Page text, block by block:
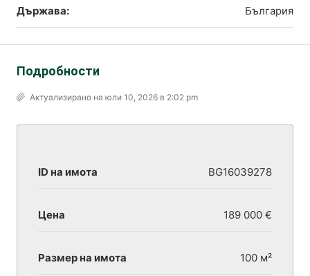
Държава: България
Подробности
Актуализирано на юли 10, 2026 в 2:02 pm
ID на имота BG16039278
Цена 189 000 €
Размер на имота 100 м²